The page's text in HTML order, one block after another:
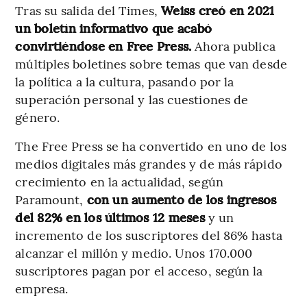
Tras su salida del Times, Weiss creó en 2021
un boletín informativo que acabó
convirtiéndose en Free Press. Ahora publica
múltiples boletines sobre temas que van desde
la política a la cultura, pasando por la
superación personal y las cuestiones de
género.
The Free Press se ha convertido en uno de los
medios digitales más grandes y de más rápido
crecimiento en la actualidad, según
Paramount, con un aumento de los ingresos
del 82% en los últimos 12 mesesy un
incremento de los suscriptores del 86% hasta
alcanzar el millón y medio. Unos 170.000
suscriptores pagan por el acceso, según la
empresa.